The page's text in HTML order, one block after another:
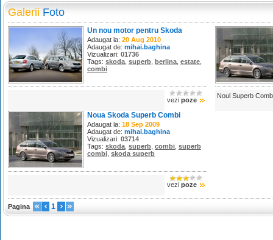
Galerii Foto
Un nou motor pentru Skoda
Superb
Adaugat la: 20 Aug 2010
Adaugat de: mihai.baghina
Vizualizari: 01736
Tags: skoda superb berlina estate
combi
vezi poze
Noul Superb
Noua Skoda Superb Combi
Adaugat la: 18 Sep 2009
Adaugat de: mihai.baghina
Vizualizari: 03714
Tags: skoda superb combi superb
combi skoda superb
vezi poze
Pagina 1